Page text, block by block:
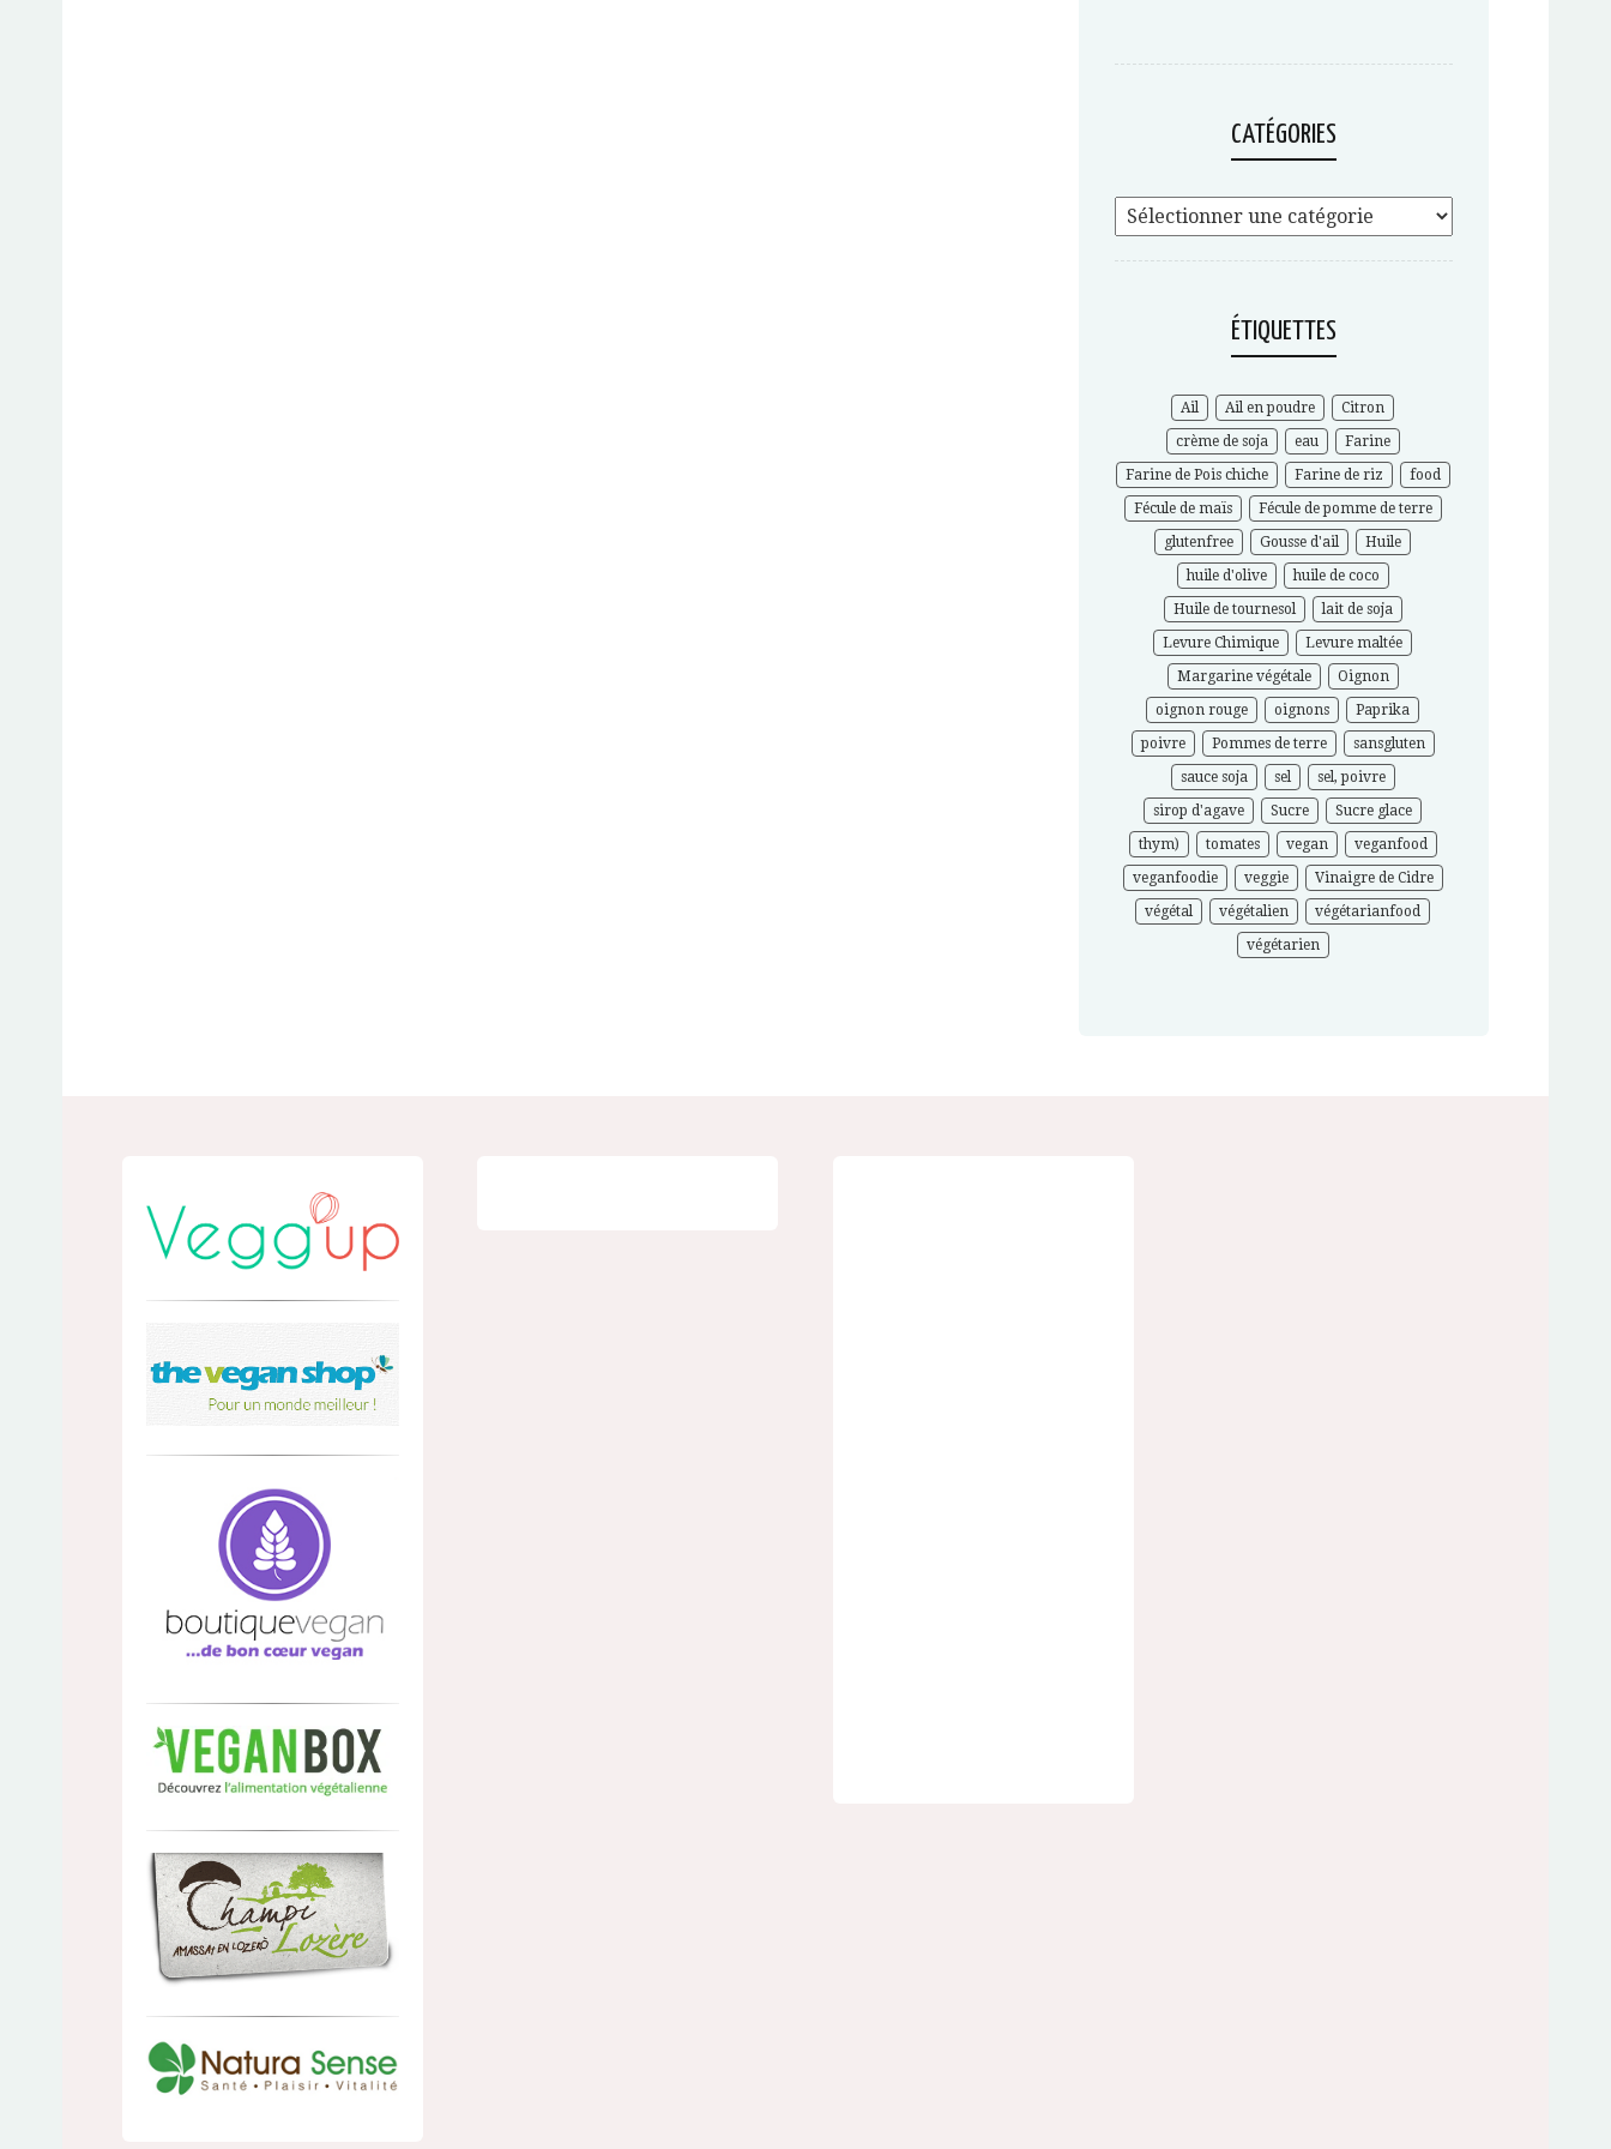
CATÉGORIES
ÉTIQUETTES
Ail Ail en poudre
Citron
crème de soja
eau
Farine
Farine de Pois chiche
Farine de riz
food
Fécule de maïs
Fécule de pomme de terre
glutenfree
Gousse d'ail
Huile
huile d'olive
huile de coco
Huile de tournesol
lait de soja
Levure Chimique
Levure maltée
Margarine végétale
Oignon
oignon rouge
oignons
Paprika
poivre
Pommes de terre
sansgluten
sauce soja
sel
sel, poivre
sirop d'agave
Sucre
Sucre glace
thym)
tomates vegan
veganfood
veganfoodie
veggie
Vinaigre de Cidre
végétal
végétalien
végétarianfood
végétarien